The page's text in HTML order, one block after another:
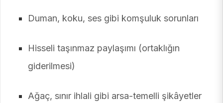
Duman, koku, ses gibi komşuluk sorunları
Hisseli taşınmaz paylaşımı (ortaklığın
giderilmesi)
Ağaç, sınır ihlali gibi arsa-temelli şikâyetler